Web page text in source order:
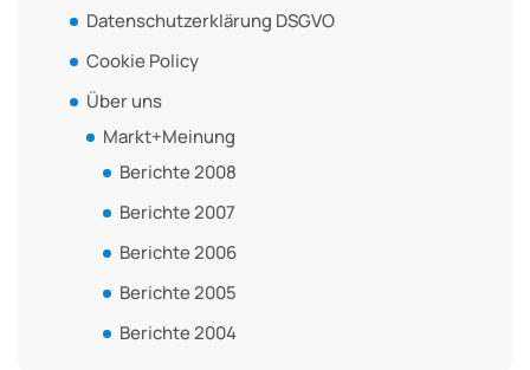
Datenschutzerklärung DSGVO
Cookie Policy
Über uns
Markt+Meinung
Berichte 2008
Berichte 2007
Berichte 2006
Berichte 2005
Berichte 2004